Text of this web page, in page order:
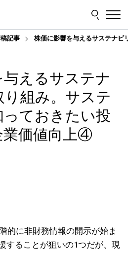
記事 株価に影響を与えるサステナ
えるサステナ
り組み。サステ
ておきたい投
業価値向上④
的に⾮財務情報の開⽰が始ま
することが狙いの1つだが、現